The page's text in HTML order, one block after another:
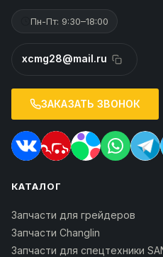
Пн-Пт: 9:30–18:00
xcmg28@mail.ru
ЗАКАЗАТЬ ЗВОНОК
КАТАЛОГ
Запчасти для грейдеров
Запчасти Changlin
Запчасти для спецтехники